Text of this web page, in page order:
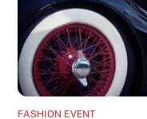
FASHION EVENT